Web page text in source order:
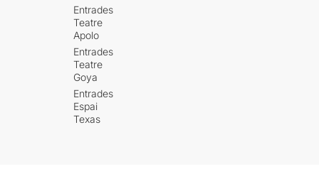
Entrades
Teatre
Apolo
Entrades
Teatre
Goya
Entrades
Espai
Texas